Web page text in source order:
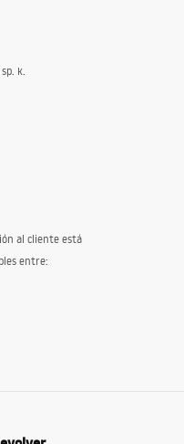
k.
al cliente está
entre: